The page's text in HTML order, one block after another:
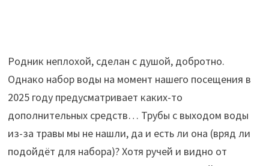
Родник неплохой, сделан с душой, добротно.
Однако набор воды на момент нашего посещения в
2025 году предусматривает каких-то
дополнительных средств… Трубы с выходом воды
из-за травы мы не нашли, да и есть ли она (вряд ли
подойдёт для набора)? Хотя ручей и видно от